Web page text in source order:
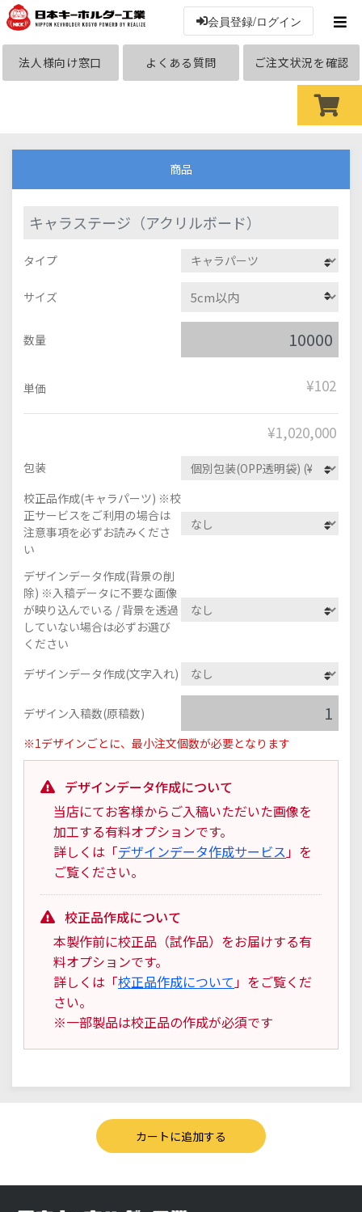
会員登録/ログイン
法人様向け窓口 よくある質問 ご注文状況を確認
商品
キャラステージ（アクリルボード）
タイプ
サイズ
数量
単価 ¥102
¥1,020,000
包装
校正品作成(キャラパーツ) ※校
正サービスをご利用の場合は
注意事項を必ずお読みくださ
い
デザインデータ作成(背景の削
除) ※入稿データに不要な画像
が映り込んでいる / 背景を透過
していない場合は必ずお選び
ください
デザインデータ作成(文字入れ)
デザイン入稿数(原稿数)
※1デザインごとに、最小注文個数が必要となります
デザインデータ作成について
当店にてお客様からご入稿いただいた画像を
加工する有料オプションです。
詳しくは「デザインデータ作成サービス」を
ご覧ください。
校正品作成について
本製作前に校正品（試作品）をお届けする有
料オプションです。
詳しくは「校正品作成について」をご覧くだ
さい。
※一部製品は校正品の作成が必須です